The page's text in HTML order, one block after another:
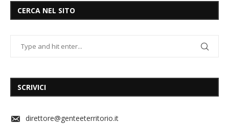
CERCA NEL SITO
SCRIVICI
direttore@genteeterritorio.it